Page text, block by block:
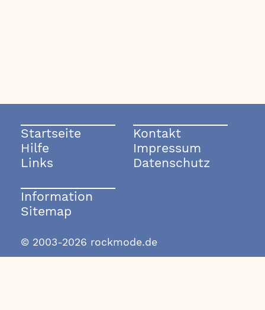
Startseite
Hilfe
Links
Kontakt
Impressum
Datenschutz
Information
Sitemap
© 2003-2026 rockmode.de